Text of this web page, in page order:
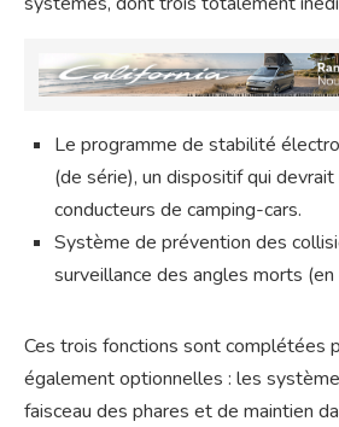
Le programme de stabilité
(de série), un dispositif qui
conducteurs de camping-cars.
Système de prévention des
surveillance des angles morts (en
Ces trois fonctions sont complétées
également optionnelles : les
faisceau des phares et de maintien